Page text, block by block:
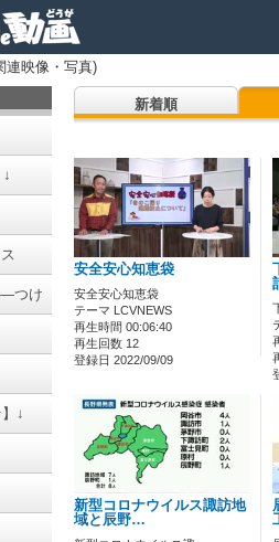
連映像・写真)
―つけ
↓
新着順
安全安心知恵袋
安全安心知恵袋
テーマ LCVNEWS
再生時間 00:06:40
再生回数 12
登録日 2022/09/09
新型コロナウイルス諏訪地
域と辰野…